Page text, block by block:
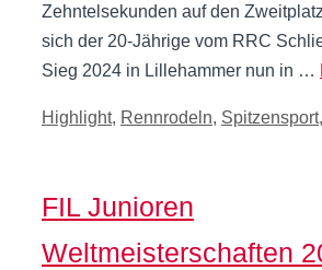
Zehntelsekunden auf den
sich der 20-Jährige vom RRC
Sieg 2024 in Lillehammer nun in …
Kategorien
Highlight, Rennrodeln, Spitzensport,
FIL Junioren
Weltmeisterschaften